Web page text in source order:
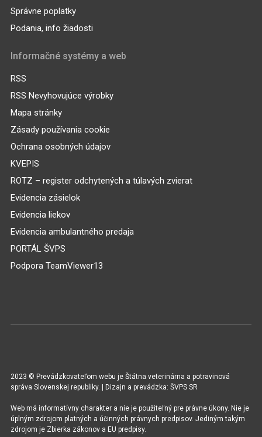
Správne poplatky
Podania, info žiadosti
Informačné systémy a web
RSS
RSS Nevyhovujúce výrobky
Mapa stránky
Zásady používania cookie
Ochrana osobných údajov
KVEPIS
ROTZ – register odchytených a túlavých zvierat
Evidencia zásielok
Evidencia liekov
Evidencia ambulantného predaja
PORTÁL ŠVPS
Podpora TeamViewer13
2023 © Prevádzkovateľom webu je Štátna veterinárna a potravinová
správa Slovenskej republiky. | Dizajn a prevádzka: ŠVPS SR
Web má informatívny charakter a nie je použiteľný pre právne úkony. Nie je
úplným zdrojom platných a účinných právnych predpisov. Jediným takým
zdrojom je Zbierka zákonov a EU predpisy.